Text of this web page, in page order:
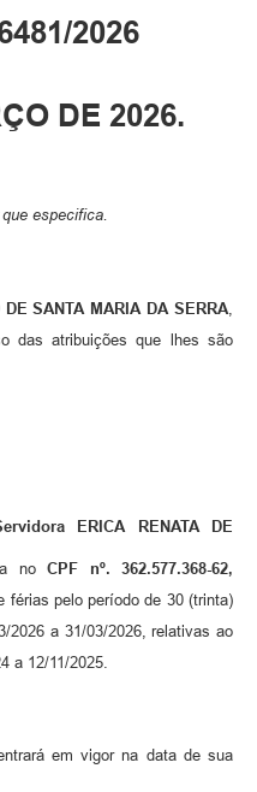
2026
DE 2026.
especifica.
SANTA MARIA DA SERRA
das atribuições que lhes são
ERICA RENATA DE
noCPF nº. 362.577.368-62,
férias pelo período de 30 (trinta)
2026 a 31/03/2026, relativas ao
a 12/11/2025.
em vigor na data de sua